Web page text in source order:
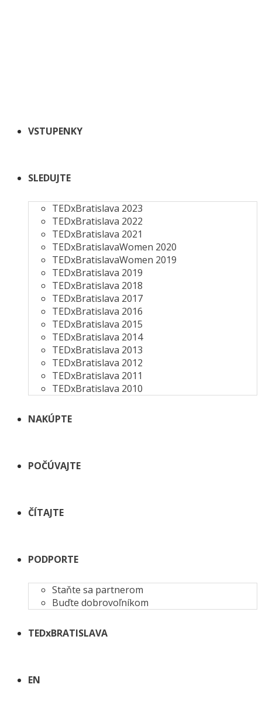
VSTUPENKY
SLEDUJTE
TEDxBratislava 2023
TEDxBratislava 2022
TEDxBratislava 2021
TEDxBratislavaWomen 2020
TEDxBratislavaWomen 2019
TEDxBratislava 2019
TEDxBratislava 2018
TEDxBratislava 2017
TEDxBratislava 2016
TEDxBratislava 2015
TEDxBratislava 2014
TEDxBratislava 2013
TEDxBratislava 2012
TEDxBratislava 2011
TEDxBratislava 2010
NAKÚPTE
POČÚVAJTE
ČÍTAJTE
PODPORTE
Staňte sa partnerom
Buďte dobrovoľníkom
TEDxBRATISLAVA
EN